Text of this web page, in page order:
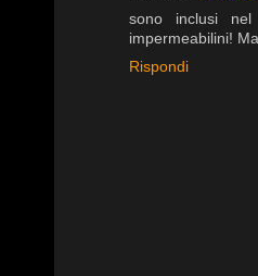
sono inclusi
impermeabilini!
Rispondi